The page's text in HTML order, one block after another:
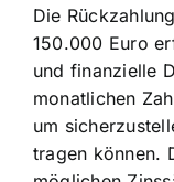
Die
150.000 Euro
und finanzielle
monatlichen
um
tragen können.